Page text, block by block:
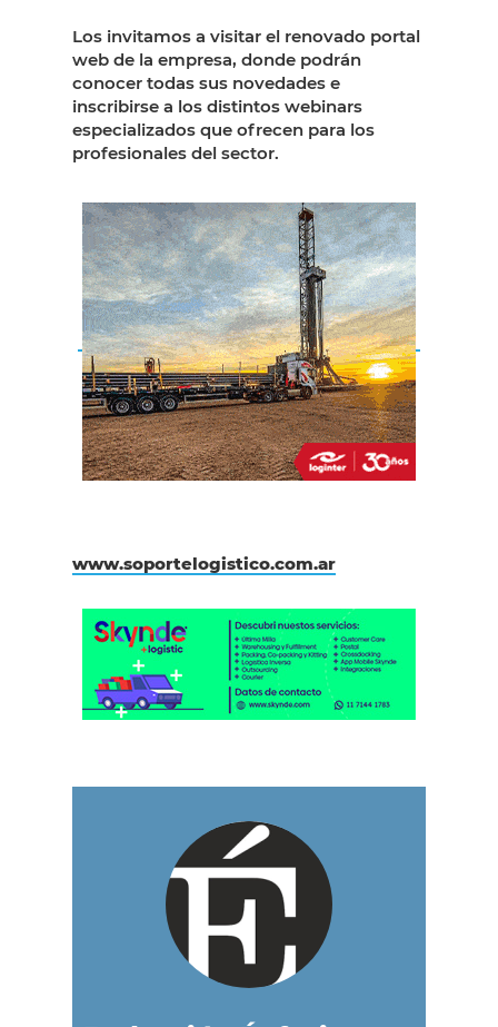
Los invitamos a visitar el renovado portal
web de la empresa, donde podrán
conocer todas sus novedades e
inscribirse a los distintos webinars
especializados que ofrecen para los
profesionales del sector.
www.soportelogistico.com.ar